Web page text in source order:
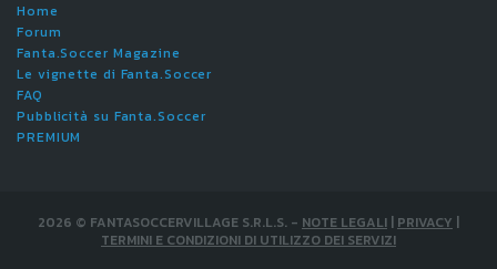
Home
Forum
Fanta.Soccer Magazine
Le vignette di Fanta.Soccer
FAQ
Pubblicità su Fanta.Soccer
PREMIUM
2026 © FANTASOCCERVILLAGE S.R.L.S. - NOTE LEGALI | PRIVACY |
TERMINI E CONDIZIONI DI UTILIZZO DEI SERVIZI